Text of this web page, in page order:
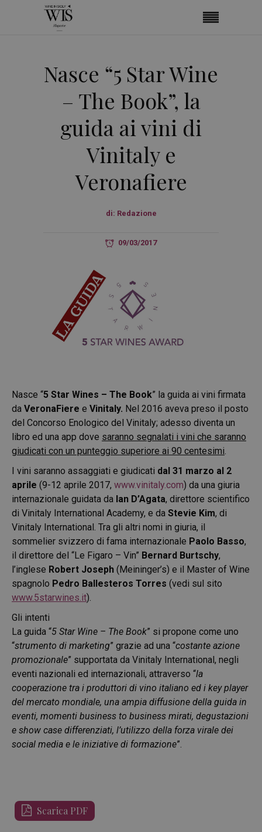
Nasce “5 Star Wine
– The Book”, la
guida ai vini di
Vinitaly e
Veronafiere
di: Redazione
09/03/2017
Nasce “5 Star Wines – The Book” la guida ai vini firmata
da VeronaFiere e Vinitaly. Nel 2016 aveva preso il posto
del Concorso Enologico del Vinitaly; adesso diventa un
libro ed una app dove saranno segnalati i vini che saranno
giudicati con un punteggio superiore ai 90 centesimi.
I vini saranno assaggiati e giudicati dal 31 marzo al 2
aprile (9-12 aprile 2017, www.vinitaly.com) da una giuria
internazionale guidata da Ian D’Agata, direttore scientifico
di Vinitaly International Academy, e da Stevie Kim, di
Vinitaly International. Tra gli altri nomi in giuria, il
sommelier svizzero di fama internazionale Paolo Basso,
il direttore del “Le Figaro – Vin” Bernard Burtschy,
l’inglese Robert Joseph (Meininger’s) e il Master of Wine
spagnolo Pedro Ballesteros Torres (vedi sul sito
www.5starwines.it).
Gli intenti
La guida “5 Star Wine – The Book” si propone come uno
“strumento di marketing” grazie ad una “costante azione
promozionale” supportata da Vinitaly International, negli
eventi nazionali ed internazionali, attraverso “la
cooperazione tra i produttori di vino italiano ed i key player
del mercato mondiale, una ampia diffusione della guida in
eventi, momenti business to business mirati, degustazioni
e show case differenziati, l’utilizzo della forza virale dei
social media e le iniziative di formazione”.
Scarica PDF